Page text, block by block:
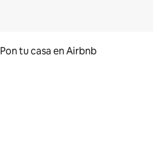
Pon tu casa en Airbnb